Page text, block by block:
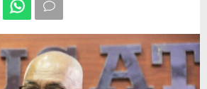
Kecam
Penahanan
Jurnalis
Indonesia